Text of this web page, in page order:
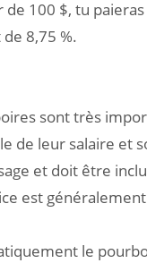
100 $, tu
8,75 %.
sont très
de leur salaire et
et doit être
est
le